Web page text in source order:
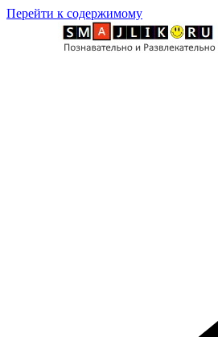
Перейти к содержимому